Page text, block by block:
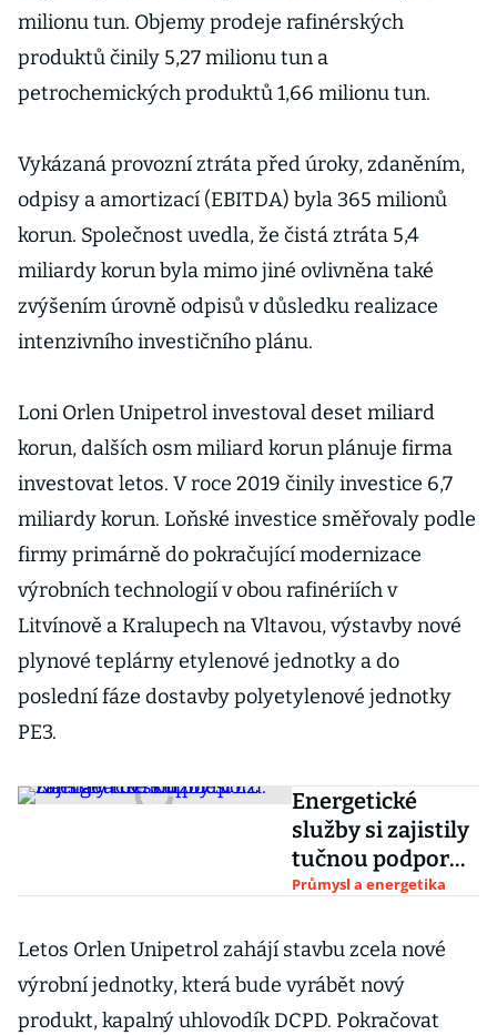
milionu tun. Objemy prodeje rafinérských
produktů činily 5,27 milionu tun a
petrochemických produktů 1,66 milionu tun.
Vykázaná provozní ztráta před úroky, zdaněním,
odpisy a amortizací (EBITDA) byla 365 milionů
korun. Společnost uvedla, že čistá ztráta 5,4
miliardy korun byla mimo jiné ovlivněna také
zvýšením úrovně odpisů v důsledku realizace
intenzivního investičního plánu.
Loni Orlen Unipetrol investoval deset miliard
korun, dalších osm miliard korun plánuje firma
investovat letos. V roce 2019 činily investice 6,7
miliardy korun. Loňské investice směřovaly podle
firmy primárně do pokračující modernizace
výrobních technologií v obou rafinériích v
Litvínově a Kralupech na Vltavou, výstavby nové
plynové teplárny etylenové jednotky a do
poslední fáze dostavby polyetylenové jednotky
PE3.
Energetické
služby si zajistily
tučnou podporu.
Nahrává to
Průmysl a energetika
Letos Orlen Unipetrol zahájí stavbu zcela nové
výrobní jednotky, která bude vyrábět nový
produkt, kapalný uhlovodík DCPD. Pokračovat